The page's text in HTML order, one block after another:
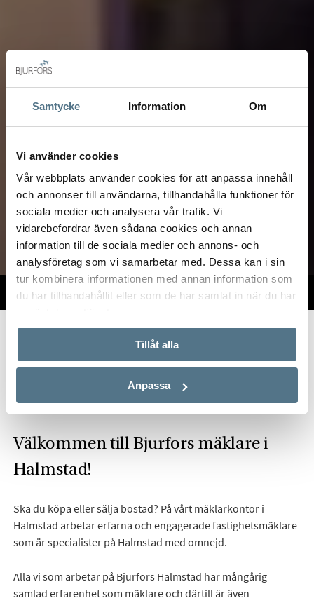
Samtycke Information Om
Vi använder cookies
Vår webbplats använder cookies för att anpassa innehåll
och annonser till användarna, tillhandahålla funktioner för
sociala medier och analysera vår trafik. Vi
vidarebefordrar även sådana cookies och annan
information till de sociala medier och annons- och
analysföretag som vi samarbetar med. Dessa kan i sin
tur kombinera informationen med annan information som
du har tillhandahållit eller som de har samlat in när du har
Tillåt alla
Anpassa
TILL SALU VI PÅ KONTORET VÄRDERA
Hitta mäklare i Halmstad
Välkommen till Bjurfors mäklare i
Halmstad!
Ska du köpa eller sälja bostad? På vårt mäklarkontor i
Halmstad arbetar erfarna och engagerade fastighetsmäklare
som är specialister på Halmstad med omnejd.
Alla vi som arbetar på Bjurfors Halmstad har mångårig
samlad erfarenhet som mäklare och därtill är även